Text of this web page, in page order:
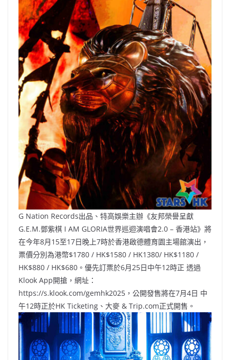
G Nation Records出品、特高娛樂主辦《友邦榮譽呈獻
G.E.M.鄧紫棋 I AM GLORIA世界巡迴演唱會2.0 – 香港站》將
在今年8月15至17日晚上7時於香港啟德體育園主場館演出，
票價分別為港幣$1780 / HK$1580 / HK1380/ HK$1180 /
HK$880 / HK$680。優先訂票於6月25日中午12時正 透過
Klook App開搶，網址：
https://s.klook.com/gemhk2025，公開發售將在7月4日 中
午12時正於HK Ticketing、大麥 & Trip.com正式開售。